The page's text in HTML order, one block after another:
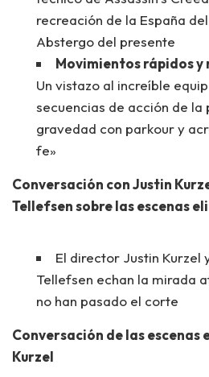
recreación de la España
Abstergo del presente
Movimientos rápidos y
Un vistazo al increíble
secuencias de acción de la
gravedad con parkour y
fe»
Conversación con Justin
Tellefsen sobre las escenas
El director Justin
Tellefsen echan la mirada
no han pasado el corte
Conversación de las escenas
Kurzel